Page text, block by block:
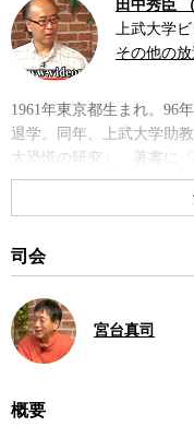
田中秀臣
上武大学
その他の放
1961年東京都生まれ。96
退学。同年、上武大学助
大恐慌の研究』、著書に
況 日本銀行の大罪』など
司会
宮台真司
概要